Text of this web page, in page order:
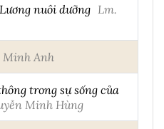
nuôi dưỡng Lm.
Minh Anh
trong sự sống của
Minh Hùng